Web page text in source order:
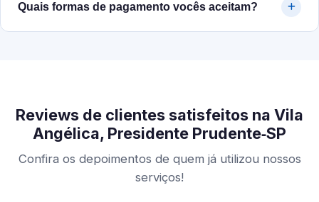
Quais formas de pagamento vocês aceitam?
Reviews de clientes satisfeitos na Vila
Angélica, Presidente Prudente‑SP
Confira os depoimentos de quem já utilizou nossos
serviços!